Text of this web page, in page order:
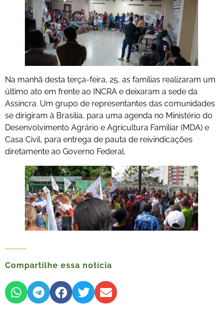
Na manhã desta terça-feira, 25, as famílias realizaram um
último ato em frente ao INCRA e deixaram a sede da
Assincra. Um grupo de representantes das comunidades
se dirigiram à Brasilia, para uma agenda no Ministério do
Desenvolvimento Agrário e Agricultura Familiar (MDA) e
Casa Civil, para entrega de pauta de reivindicações
diretamente ao Governo Federal.
Compartilhe essa notícia